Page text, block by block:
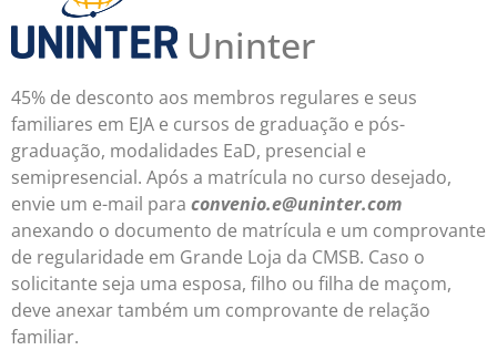
Uninter
45% de desconto aos membros regulares e seus
familiares em EJA e cursos de graduação e pós-
graduação, modalidades EaD, presencial e
semipresencial. Após a matrícula no curso desejado,
envie um e-mail para convenio.e@uninter.com
anexando o documento de matrícula e um comprovante
de regularidade em Grande Loja da CMSB. Caso o
solicitante seja uma esposa, filho ou filha de maçom,
deve anexar também um comprovante de relação
familiar.